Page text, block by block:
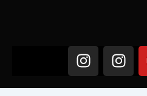
I
n
s
I
n
s